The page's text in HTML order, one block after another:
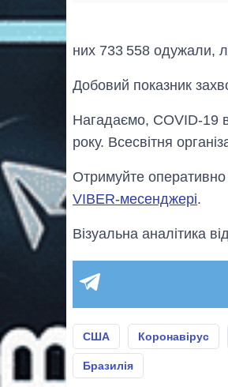
них 733 558 одужали,
Добовий показник
Нагадаємо, COVID-19
року. Всесвітня
Отримуйте
VIBER-месенджері.
Візуальна аналітика
США Коронавірус
Бразилія